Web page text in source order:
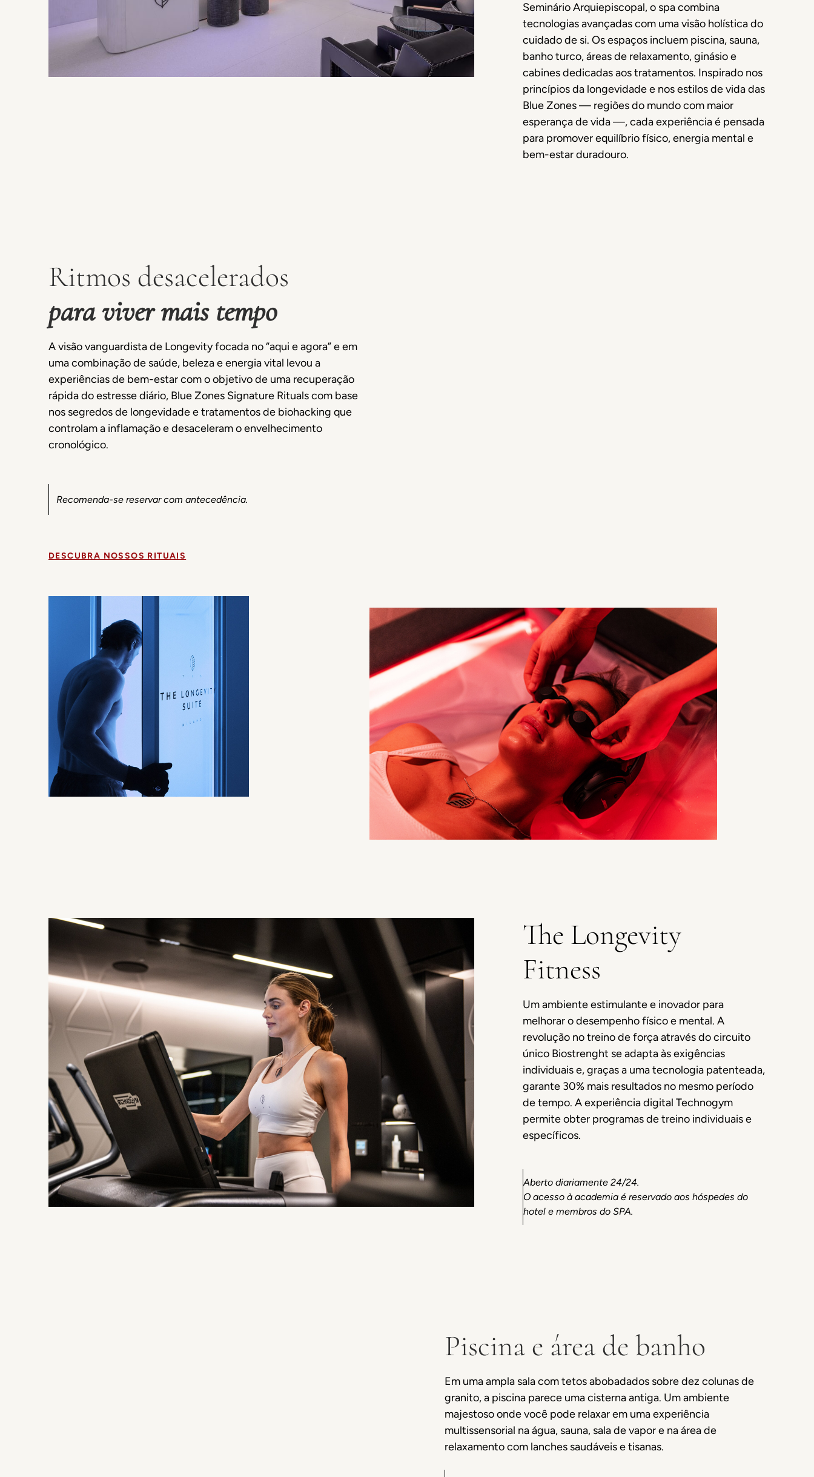
Seminário Arquiepiscopal, o spa combina
tecnologias avançadas com uma visão holística do
cuidado de si. Os espaços incluem piscina, sauna,
banho turco, áreas de relaxamento, ginásio e
cabines dedicadas aos tratamentos. Inspirado nos
princípios da longevidade e nos estilos de vida das
Blue Zones — regiões do mundo com maior
esperança de vida —, cada experiência é pensada
para promover equilíbrio físico, energia mental e
bem-estar duradouro.
Ritmos desacelerados
para viver mais tempo
A visão vanguardista de Longevity focada no “aqui e agora” e em
uma combinação de saúde, beleza e energia vital levou a
experiências de bem-estar com o objetivo de uma recuperação
rápida do estresse diário, Blue Zones Signature Rituals com base
nos segredos de longevidade e tratamentos de biohacking que
controlam a inflamação e desaceleram o envelhecimento
cronológico.
Recomenda-se reservar com antecedência.
DESCUBRA NOSSOS RITUAIS
The Longevity
Fitness
Um ambiente estimulante e inovador para
melhorar o desempenho físico e mental. A
revolução no treino de força através do circuito
único Biostrenght se adapta às exigências
individuais e, graças a uma tecnologia patenteada,
garante 30% mais resultados no mesmo período
de tempo. A experiência digital Technogym
permite obter programas de treino individuais e
específicos.
Aberto diariamente 24/24.
O acesso à academia é reservado aos hóspedes do
hotel e membros do SPA.
Piscina e área de banho
Em uma ampla sala com tetos abobadados sobre dez colunas de
granito, a piscina parece uma cisterna antiga. Um ambiente
majestoso onde você pode relaxar em uma experiência
multissensorial na água, sauna, sala de vapor e na área de
relaxamento com lanches saudáveis e tisanas.